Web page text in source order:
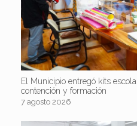
El Municipio entregó kits
contención y formación
7 agosto 2026